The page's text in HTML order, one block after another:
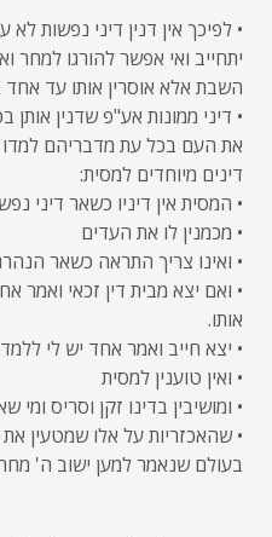
• לפיכך אין דנין דיני נפשות
יתחייב ואי אפשר להורגו למחר
השבת אלא אוסרין אותו עד אחד
• דיני ממונות אע"פ שדנין
את העם בכל עת מדבריהם למדו
דינים מיוחדים למסית:
• המסית אין דיניו כשאר דיני
• מכמנין לו את העדים
• ואינו צריך התראה כשאר
• ואם יצא מבית דין זכאי ואמר
אותו.
• יצא חייב ואמר אחד יש לי ללמד
• ואין טוענין למסית
• ומושיבין בדינו זקן וסריס ומי
• שהאכזריות על אלו שמטעין
בעולם שנאמר למען ישוב ה'